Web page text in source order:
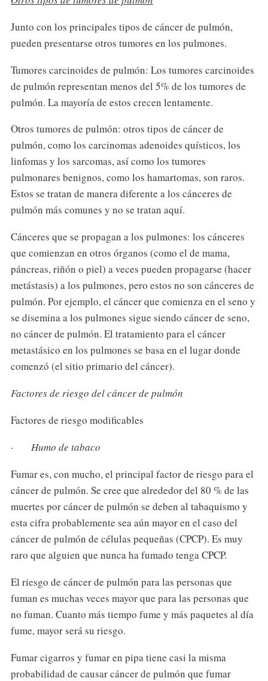
Junto con los principales tipos de cáncer de pulmón,
pueden presentarse otros tumores en los pulmones.
Tumores carcinoides de pulmón: Los tumores carcinoides
de pulmón representan menos del 5% de los tumores de
pulmón. La mayoría de estos crecen lentamente.
Otros tumores de pulmón: otros tipos de cáncer de
pulmón, como los carcinomas adenoides quísticos, los
linfomas y los sarcomas, así como los tumores
pulmonares benignos, como los hamartomas, son raros.
Estos se tratan de manera diferente a los cánceres de
pulmón más comunes y no se tratan aquí.
Cánceres que se propagan a los pulmones: los cánceres
que comienzan en otros órganos (como el de mama,
páncreas, riñón o piel) a veces pueden propagarse (hacer
metástasis) a los pulmones, pero estos no son cánceres de
pulmón. Por ejemplo, el cáncer que comienza en el seno y
se disemina a los pulmones sigue siendo cáncer de seno,
no cáncer de pulmón. El tratamiento para el cáncer
metastásico en los pulmones se basa en el lugar donde
comenzó (el sitio primario del cáncer).
Factores de riesgo del cáncer de pulmón
Factores de riesgo modificables
· Humo de tabaco
Fumar es, con mucho, el principal factor de riesgo para el
cáncer de pulmón. Se cree que alrededor del 80 % de las
muertes por cáncer de pulmón se deben al tabaquismo y
esta cifra probablemente sea aún mayor en el caso del
cáncer de pulmón de células pequeñas (CPCP). Es muy
raro que alguien que nunca ha fumado tenga CPCP.
El riesgo de cáncer de pulmón para las personas que
fuman es muchas veces mayor que para las personas que
no fuman. Cuanto más tiempo fume y más paquetes al día
fume, mayor será su riesgo.
Fumar cigarros y fumar en pipa tiene casi la misma
probabilidad de causar cáncer de pulmón que fumar